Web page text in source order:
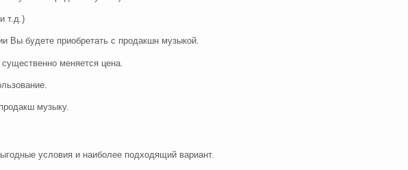
т.д.)
Вы будете приобретать с продакшн музыкой.
меняется цена.
музыку.
условия и наиболее подходящий вариант.